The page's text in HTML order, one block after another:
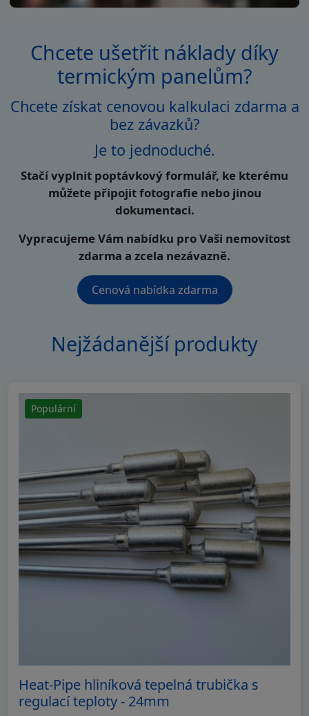
Chcete ušetřit náklady díky
termickým panelům?
Chcete získat cenovou kalkulaci zdarma a
bez závazků?
Je to jednoduché.
Stačí vyplnit poptávkový formulář, ke kterému
můžete připojit fotografie nebo jinou
dokumentaci.
Vypracujeme Vám nabídku pro Vaši nemovitost
zdarma a zcela nezávazně.
Cenová nabídka zdarma
Nejžádanější produkty
Populární
Heat-Pipe hliníková tepelná trubička s
regulací teploty - 24mm